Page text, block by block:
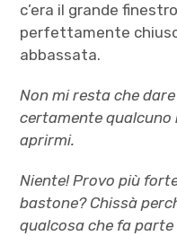
c’era il grande
perfettamente
abbassata.
Non mi resta che
certamente
aprirmi.
Niente! Provo più
bastone? Chissà
qualcosa che fa